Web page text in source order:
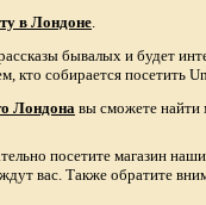
в Лондоне.
бывалых и будет
кто собирается посетить
Лондонавы сможете найти
посетите магазин
вас. Также обратите